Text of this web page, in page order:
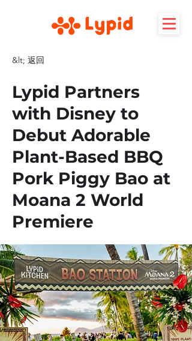
&lt; 返回
Lypid Partners
with Disney to
Debut Adorable
Plant-Based BBQ
Pork Piggy Bao at
Moana 2 World
Premiere